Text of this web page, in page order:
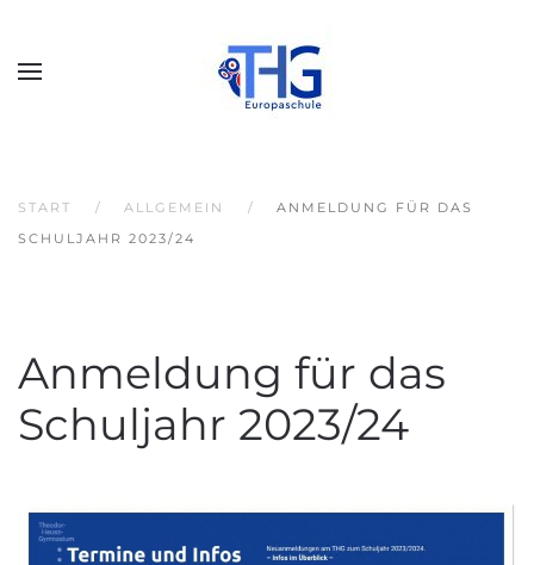
START ALLGEMEIN
ANMELDUNG FÜR DAS
SCHULJAHR 2023/24
Anmeldung für das
Schuljahr 2023/24